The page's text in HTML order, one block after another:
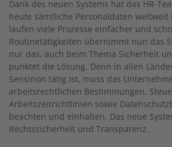
Dank des neuen Systems hat das HR-
heute sämtliche Personaldaten weltweit
laufen viele Prozesse einfacher und
Routinetätigkeiten übernimmt nun das
nur das, auch beim Thema Sicherheit
punktet die Lösung. Denn in allen
Sensirion tätig ist, muss das
arbeitsrechtlichen Bestimmungen,
Arbeitszeitrichtlinien sowie
beachten und einhalten. Das neue
Rechtssicherheit und Transparenz.